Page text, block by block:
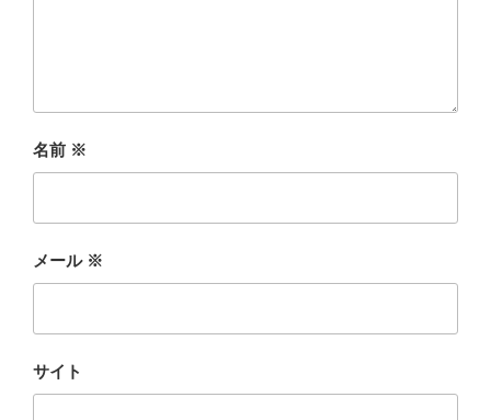
名前 ※
メール ※
サイト